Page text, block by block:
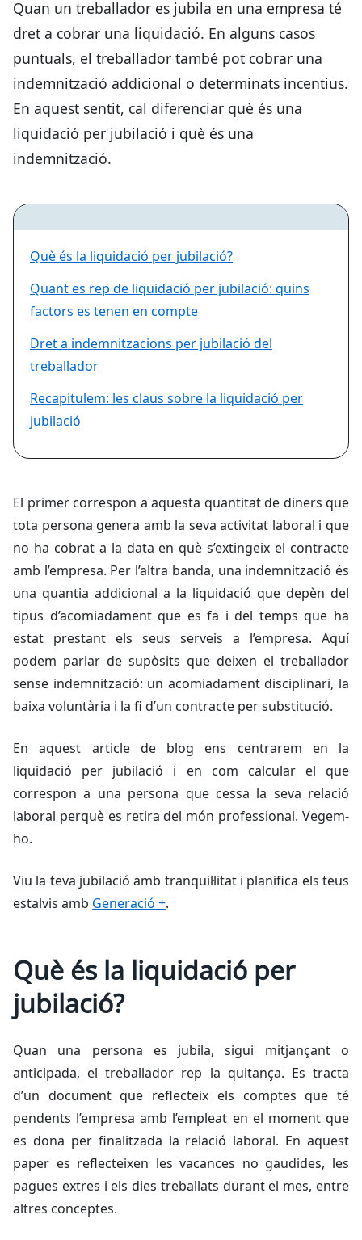
Quan un treballador es jubila en una empresa té
dret a cobrar una liquidació. En alguns casos
puntuals, el treballador també pot cobrar una
indemnització addicional o determinats incentius.
En aquest sentit, cal diferenciar què és una
liquidació per jubilació i què és una
indemnització.
Què és la liquidació per jubilació?
Quant es rep de liquidació per jubilació: quins
factors es tenen en compte
Dret a indemnitzacions per jubilació del
treballador
Recapitulem: les claus sobre la liquidació per
jubilació
El primer correspon a aquesta quantitat de diners que
tota persona genera amb la seva activitat laboral i que
no ha cobrat a la data en què s’extingeix el contracte
amb l’empresa. Per l’altra banda, una indemnització és
una quantia addicional a la liquidació que depèn del
tipus d’acomiadament que es fa i del temps que ha
estat prestant els seus serveis a l’empresa. Aquí
podem parlar de supòsits que deixen el treballador
sense indemnització: un acomiadament disciplinari, la
baixa voluntària i la fi d’un contracte per substitució.
En aquest article de blog ens centrarem en la
liquidació per jubilació i en com calcular el que
correspon a una persona que cessa la seva relació
laboral perquè es retira del món professional. Vegem-
ho.
Viu la teva jubilació amb tranquil·litat i planifica els teus
estalvis amb Generació +.
Què és la liquidació per
jubilació?
Quan una persona es jubila, sigui mitjançant o
anticipada, el treballador rep la quitança. Es tracta
d’un document que reflecteix els comptes que té
pendents l’empresa amb l’empleat en el moment que
es dona per finalitzada la relació laboral. En aquest
paper es reflecteixen les vacances no gaudides, les
pagues extres i els dies treballats durant el mes, entre
altres conceptes.